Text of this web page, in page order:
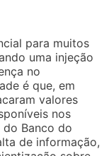
para muitos
uma injeção
no
é que, em
valores
nos
do Banco do
de informação,